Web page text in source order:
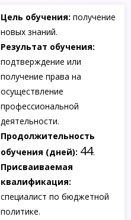
Цель обучения: получение
новых знаний.
Результат обучения:
подтверждение или
получение права на
осуществление
профессиональной
деятельности.
Продолжительность
обучения (дней): 44.
Присваиваемая
квалификация:
специалист по бюджетной
политике.